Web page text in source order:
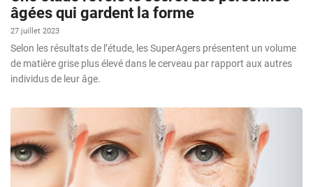
âgées qui gardent la forme
27 juillet 2023
Selon les résultats de l’étude, les SuperAgers présentent un volume
de matière grise plus élevé dans le cerveau par rapport aux autres
individus de leur âge.